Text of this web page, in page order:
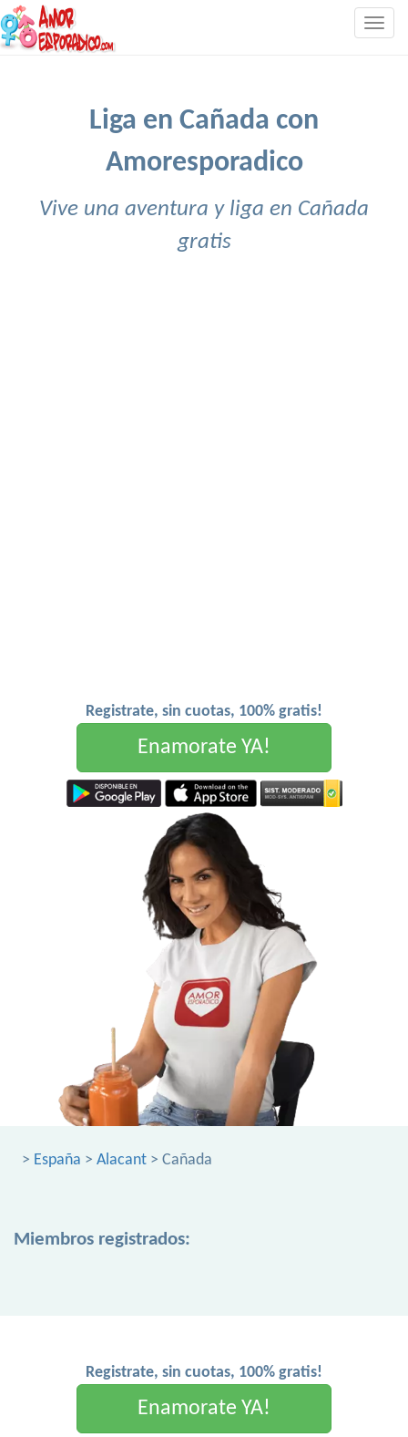
Liga en Cañada con
Amoresporadico
Vive una aventura y liga en Cañada
gratis
Registrate, sin cuotas, 100% gratis!
Enamorate YA!
> España > Alacant > Cañada
Miembros registrados:
Registrate, sin cuotas, 100% gratis!
Enamorate YA!